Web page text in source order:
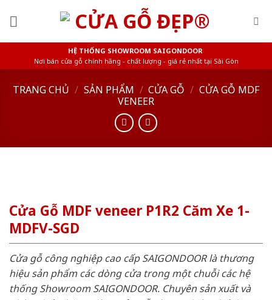
HỆ THỐNG SHOWROOM SAIGONDOOR
Nơi bán cửa gỗ chính hãng - chất lượng - giá rẻ nhất tại Sài Gòn
TRANG CHỦ / SẢN PHẨM / CỬA GỖ / CỬA GỖ MDF
VENEER
Cửa Gỗ MDF veneer P1R2 Căm Xe 1-
MDFV-SGD
Cửa gỗ công nghiệp cao cấp SAIGONDOOR là thương
hiệu sản phẩm các dòng cửa trong một chuỗi các hệ
thống Showroom SAIGONDOOR. Chuyên sản xuất và